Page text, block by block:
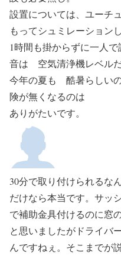
設置については、ユーチ
もってシュミレーションし
1時間も掛からずに一人で
音は 空気清浄機レベルだ
今年の夏も 酷暑らしい
険が無くなるのは
ありがたいです。
30分で取り付けられるな
だけなら本当です。サッ
で補助金具付けるのに窓
と思いましたがドライバ
んですねぇ。そこまでが